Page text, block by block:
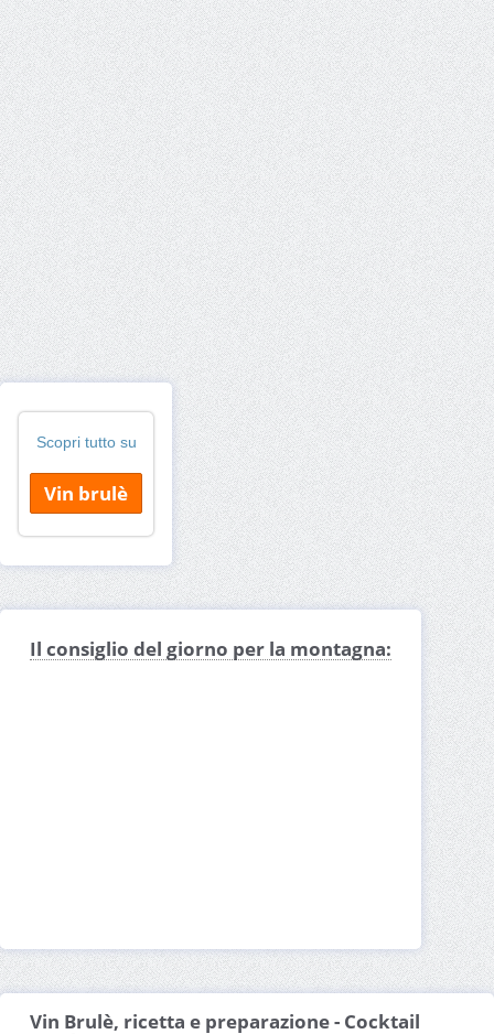
Scopri tutto su
Vin brulè
Il consiglio del giorno per la montagna:
Vin Brulè, ricetta e preparazione - Cocktail